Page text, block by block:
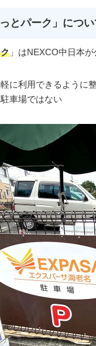
とパーク」につい
」はNEXCO中日本
に利用できるよう
車場ではない